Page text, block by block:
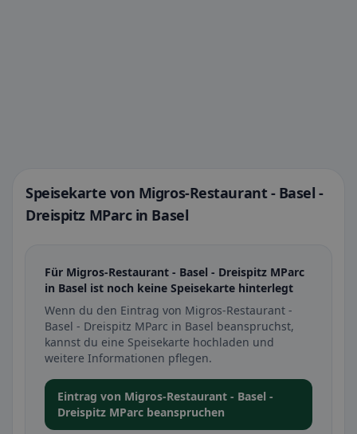
Speisekarte von Migros-Restaurant - Basel -
Dreispitz MParc in Basel
Für Migros-Restaurant - Basel - Dreispitz MParc
in Basel ist noch keine Speisekarte hinterlegt
Wenn du den Eintrag von Migros-Restaurant -
Basel - Dreispitz MParc in Basel beanspruchst,
kannst du eine Speisekarte hochladen und
weitere Informationen pflegen.
Eintrag von Migros-Restaurant - Basel -
Dreispitz MParc beanspruchen